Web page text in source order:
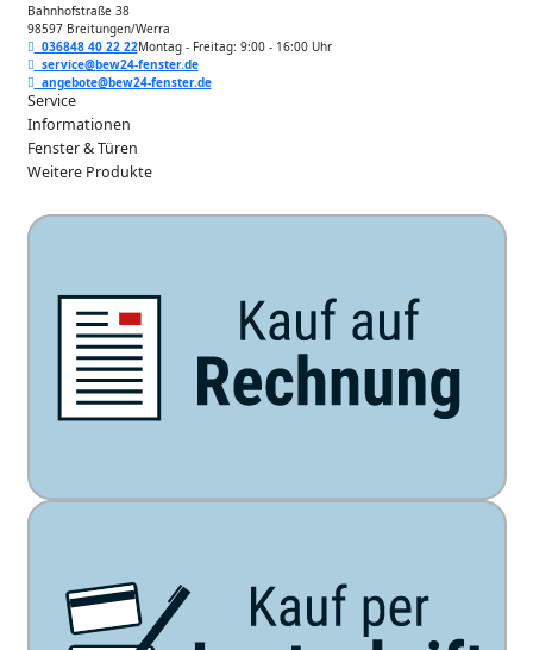
Bahnhofstraße 38
98597 Breitungen/Werra
036848 40 22 22Montag - Freitag: 9:00 - 16:00 Uhr
service@bew24-fenster.de
angebote@bew24-fenster.de
Service
Informationen
Fenster & Türen
Weitere Produkte